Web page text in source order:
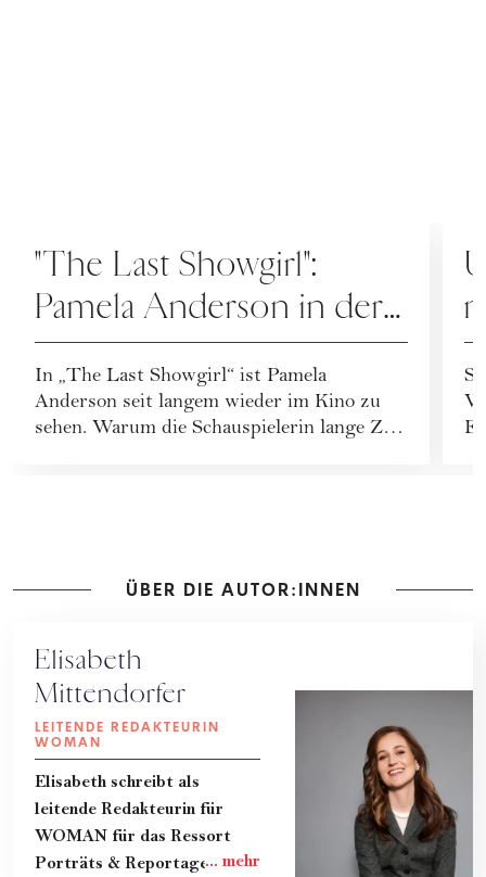
"The Last Showgirl":
Pamela Anderson in der
Rolle ihres Lebens
In „The Last Showgirl“ ist Pamela
Anderson seit langem wieder im Kino zu
sehen. Warum die Schauspielerin lange Zeit
ÜBER DIE AUTOR:INNEN
Elisabeth
Mittendorfer
LEITENDE REDAKTEURIN
WOMAN
Elisabeth schreibt als
leitende Redakteurin für
WOMAN für das Ressort
Porträts & Reportagen.